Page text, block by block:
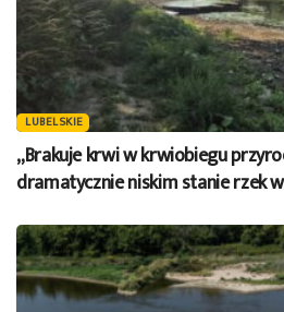
LUBELSKIE
„Brakuje krwi w krwiobiegu
dramatycznie niskim stanie rzek